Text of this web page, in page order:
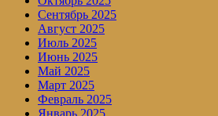
Сентябрь 2025
Август 2025
Июль 2025
Июнь 2025
Май 2025
Март 2025
Февраль 2025